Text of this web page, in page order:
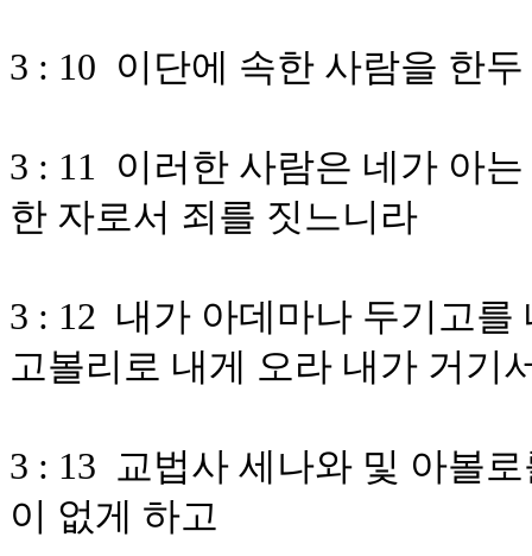
3 : 10 이단에 속한 사람을 한
3 : 11 이러한 사람은 네가 아
한 자로서 죄를 짓느니라
3 : 12 내가 아데마나 두기고
고볼리로 내게 오라 내가 거기
3 : 13 교법사 세나와 및 아볼
이 없게 하고